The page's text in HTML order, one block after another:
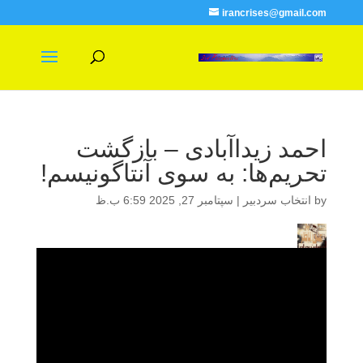
irancrises@gmail.com
احمد زیداآبادی – بازگشت
تحریم‌ها: به‌ سوی آنتاگونیسم!
by انتخاب سردبیر | سپتامبر 27, 2025 6:59 ب.ظ